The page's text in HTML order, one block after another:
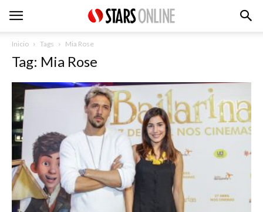
Inicio Tags Mia Rose
Tag: Mia Rose